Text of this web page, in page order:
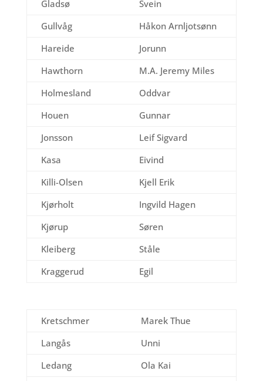
Gladsø
Svein
Gullvåg
Håkon Arnljotsønn
Hareide
Jorunn
Hawthorn
M.A. Jeremy Miles
Holmesland
Oddvar
Houen
Gunnar
Jonsson
Leif Sigvard
Kasa
Eivind
Killi-Olsen
Kjell Erik
Kjørholt
Ingvild Hagen
Kjørup
Søren
Kleiberg
Ståle
Kraggerud
Egil
Kretschmer
Marek Thue
Langås
Unni
Ledang
Ola Kai